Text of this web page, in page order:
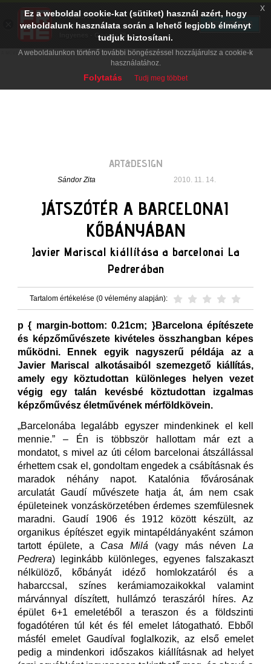
ART&DESIGN
Sándor Zita 2010. 11. 14.
JÁTSZÓTÉR A BARCELONAI
KŐBÁNYÁBAN
Javier Mariscal kiállítása a barcelonai La
Pedrerában
Tartalom értékelése (0 vélemény alapján):
p { margin-bottom: 0.21cm; }Barcelona építészete
és képzőművészete kivételes összhangban képes
működni. Ennek egyik nagyszerű példája az a
Javier Mariscal alkotásaiból szemezgető kiállítás,
amely egy köztudottan különleges helyen vezet
végig egy talán kevésbé köztudottan izgalmas
képzőművész életművének mérföldkövein.
„Barcelonába legalább egyszer mindenkinek el kell
mennie.” – Én is többször hallottam már ezt a
mondatot, s mivel az úti célom barcelonai átszállással
érhettem csak el, gondoltam engedek a csábításnak és
maradok néhány napot. Katalónia fővárosának
arculatát Gaudí művészete hatja át, ám nem csak
épületeinek vonzáskörzetében érdemes szemfülesnek
maradni. Gaudí 1906 és 1912 között készült, az
organikus építészet egyik mintapéldányaként számon
tartott épülete, a Casa Milá (vagy más néven La
Pedrera) leginkább különleges, egyenes falszakaszt
nélkülöző, kőbányát idéző homlokzatáról és a
habarccsal, színes kerámiamozaikokkal valamint
márvánnyal díszített, hullámzó teraszáról híres. Az
épület 6+1 emeletéből a teraszon és a földszinti
fogadótéren túl két és fél emelet látogatható. Ebből
másfél emelet Gaudíval foglalkozik, az első emelet
pedig a mindenkori időszakos kiállításnak ad helyet
Ez a weboldal cookie-kat (sütiket) használ azért, hogy
weboldalunk használata során a lehető legjobb élményt
tudjuk biztosítani.
A weboldalunkon történő további böngészéssel hozzájárulsz a cookie-k
használatához.
Folytatás Tudj meg többet
x
PRAE.HU
Digital Evolution
Ingyenes - Google Play
TELEPÍTÉS